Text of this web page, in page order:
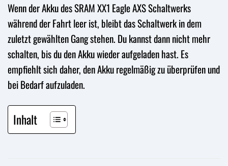
Wenn der Akku des SRAM XX1 Eagle AXS Schaltwerks
während der Fahrt leer ist, bleibt das Schaltwerk in dem
zuletzt gewählten Gang stehen. Du kannst dann nicht mehr
schalten, bis du den Akku wieder aufgeladen hast. Es
empfiehlt sich daher, den Akku regelmäßig zu überprüfen und
bei Bedarf aufzuladen.
Inhalt